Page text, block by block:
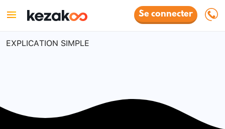
Se connecter
EXPLICATION SIMPLE